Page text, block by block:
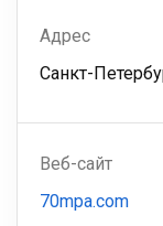
Адрес
Санкт-
Веб-сайт
70mpa.com